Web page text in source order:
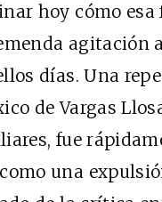
hoy cómo esa
agitación
días. Una
de Vargas
fue
una